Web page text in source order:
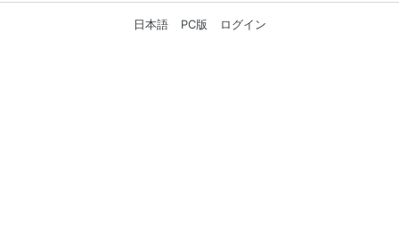
日本語 PC版 ログイン